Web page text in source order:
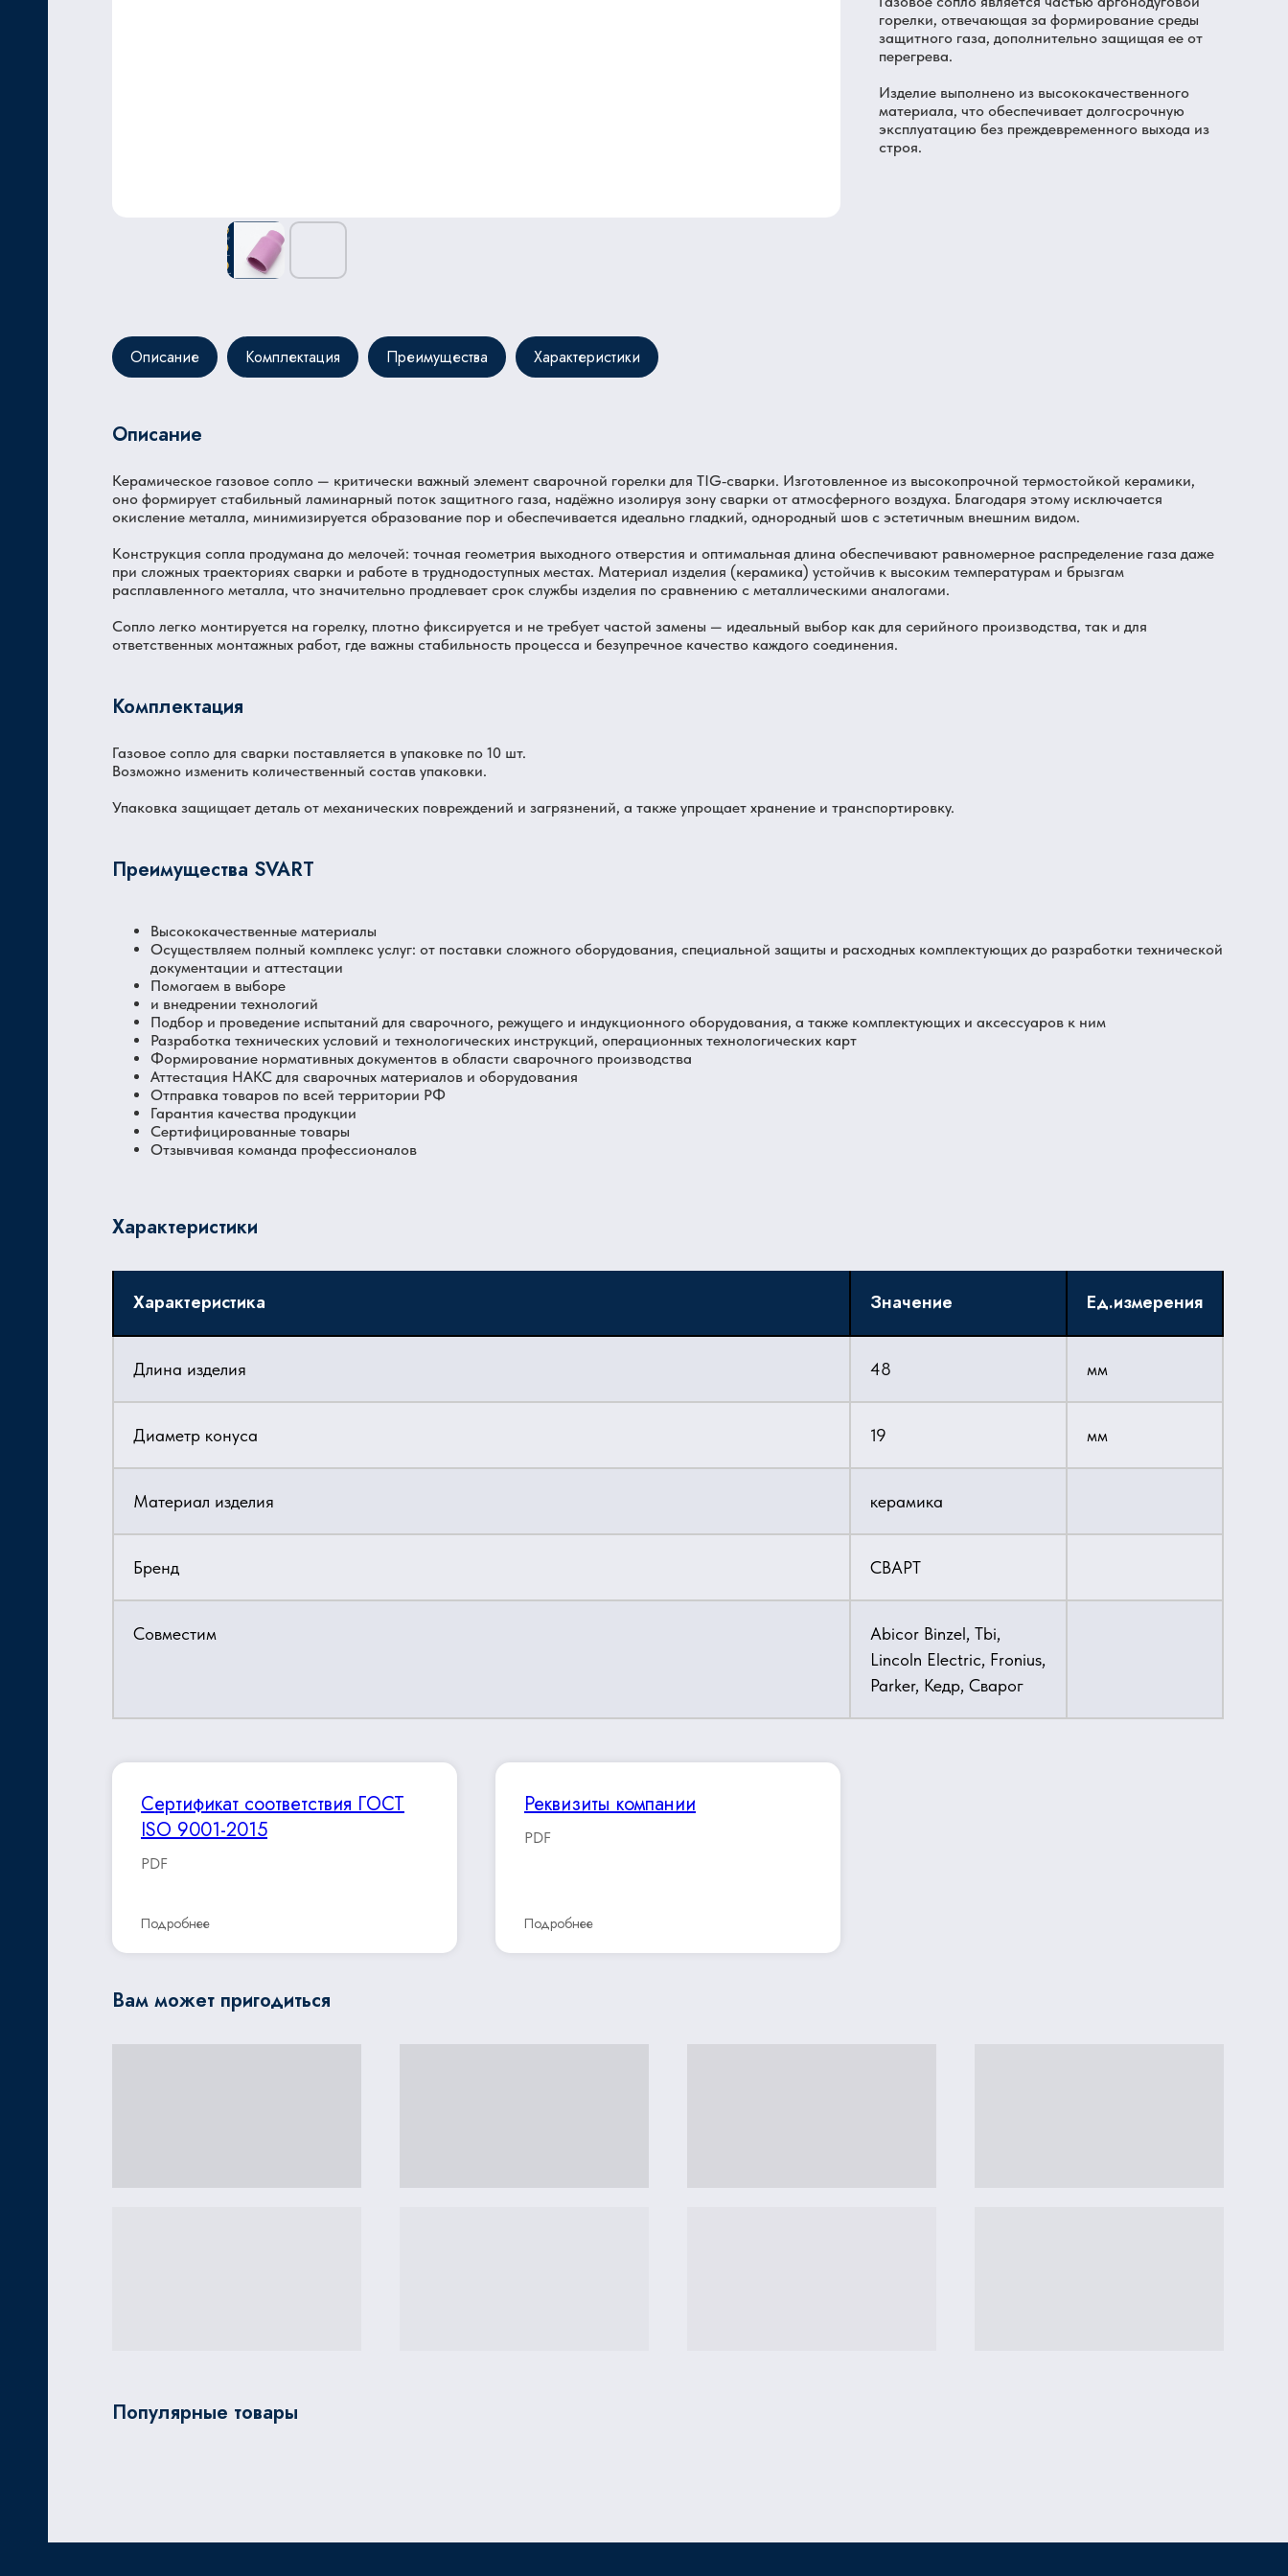
горелки, отвечающая за формирование среды
защитного газа, дополнительно защищая ее от
перегрева.
Изделие выполнено из высококачественного
материала, что обеспечивает долгосрочную
эксплуатацию без преждевременного выхода из
строя.
Описание Комплектация Преимущества Характеристики
Описание
Керамическое газовое сопло — критически важный элемент сварочной горелки для TIG‑сварки. Изготовленное из высокопрочной термостойкой керамики,
оно формирует стабильный ламинарный поток защитного газа, надёжно изолируя зону сварки от атмосферного воздуха. Благодаря этому исключается
окисление металла, минимизируется образование пор и обеспечивается идеально гладкий, однородный шов с эстетичным внешним видом.
Конструкция сопла продумана до мелочей: точная геометрия выходного отверстия и оптимальная длина обеспечивают равномерное распределение газа даже
при сложных траекториях сварки и работе в труднодоступных местах. Материал изделия (керамика) устойчив к высоким температурам и брызгам
расплавленного металла, что значительно продлевает срок службы изделия по сравнению с металлическими аналогами.
Сопло легко монтируется на горелку, плотно фиксируется и не требует частой замены — идеальный выбор как для серийного производства, так и для
ответственных монтажных работ, где важны стабильность процесса и безупречное качество каждого соединения.
Комплектация
Газовое сопло для сварки поставляется в упаковке по 10 шт.
Возможно изменить количественный состав упаковки.
Упаковка защищает деталь от механических повреждений и загрязнений, а также упрощает хранение и транспортировку.
Преимущества SVART
Высококачественные материалы
Осуществляем полный комплекс услуг: от поставки сложного оборудования, специальной защиты и расходных комплектующих до разработки технической
документации и аттестации
Помогаем в выборе
и внедрении технологий
Подбор и проведение испытаний для сварочного, режущего и индукционного оборудования, а также комплектующих и аксессуаров к ним
Разработка технических условий и технологических инструкций, операционных технологических карт
Формирование нормативных документов в области сварочного производства
Аттестация НАКС для сварочных материалов и оборудования
Отправка товаров по всей территории РФ
Гарантия качества продукции
Сертифицированные товары
Отзывчивая команда профессионалов
Характеристики
Характеристика Значение Ед.измерения
Длина изделия 48 мм
Диаметр конуса 19 мм
Материал изделия керамика
Бренд СВАРТ
Совместим
Abicor Binzel, Tbi,
Lincoln Electric, Fronius,
Parker, Кедр, Сварог
Сертификат соответствия ГОСТ
ISO 9001-2015
PDF
Подробнее
Реквизиты компании
PDF
Подробнее
Вам может пригодиться
Популярные товары